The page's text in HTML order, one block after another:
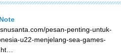
pesan-penting-untuk-
u22-menjelang-sea-games-